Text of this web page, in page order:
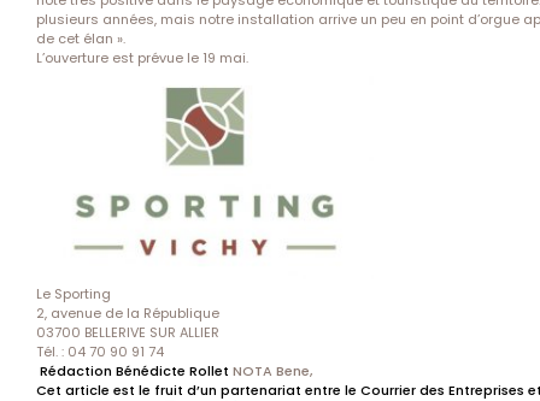
plusieurs années, mais notre installation arrive un peu en point d’orgue
de cet élan ».
L’ouverture est prévue le 19 mai.
Le Sporting
2, avenue de la République
03700 BELLERIVE SUR ALLIER
Tél. : 04 70 90 91 74
Rédaction Bénédicte Rollet NOTA Bene,
Cet article est le fruit d’un partenariat entre le Courrier des Entreprises